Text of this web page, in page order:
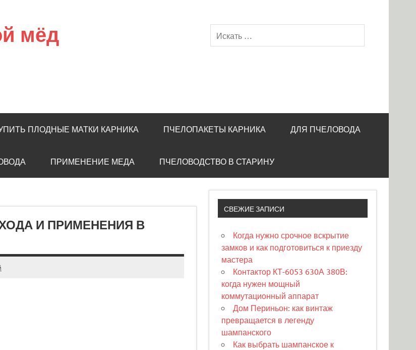
мёд
ПЛОДНЫЕ МАТКИ КАРНИКА ПЧЕЛОПАКЕТЫ КАРНИКА ДЛЯ ПЧЕЛОВОДА
ПРИМЕНЕНИЕ МЕДА ПЧЕЛОВОДСТВО В СТАРИНУ
И ПРИМЕНЕНИЯ В
СВЕЖИЕ ЗАПИСИ
Когда нужно срочное вскрытие
замков и как подготовиться к приезду
мастера
Контактор КТ-6053 630А 380В:
когда нужен мощный
коммутационный аппарат
Дом Периньон: как винтаж
превращается в легенду
шампанского
Как выбрать шампанское к